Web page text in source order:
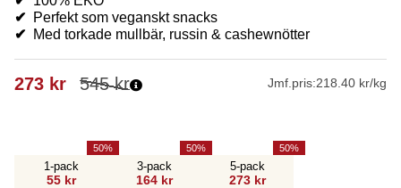
✔ Perfekt som veganskt snacks
✔ Med torkade mullbär, russin & cashewnötter
545kr
273 kr Jmf.pris:218.40 kr/kg
1-pack
55 kr
50
3-pack
164 kr
50
5-pack
273 kr
50